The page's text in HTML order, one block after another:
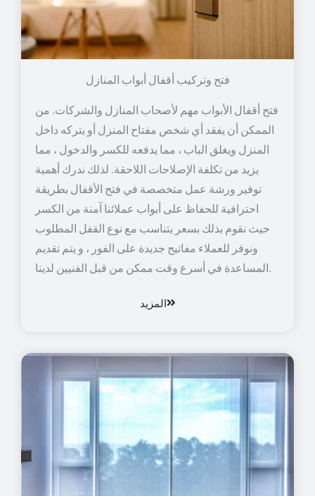
فتح وتركيب أقفال أبواب المنازل
فتح أقفال الأبواب مهم لأصحاب المنازل والشركات. من
الممكن أن يفقد أي شخص مفتاح المنزل أو يتركه داخل
المنزل ويغلق الباب ، مما يدفعه للكسر والدخول ، مما
يزيد من تكلفة الإصلاحات اللاحقة. لذلك ندرك أهمية
توفير ورشة عمل متخصصة في فتح الأقفال بطريقة
احترافية للحفاظ على أبواب عملائنا آمنة من الكسر
حيث نقوم بذلك بسعر يتناسب مع نوع القفل المطلوب
ونوفر للعملاء مفاتيح جديدة على الفور ، و يتم تقديم
المساعدة في أسرع وقت ممكن من قبل الفنيين لدينا.
المزيد